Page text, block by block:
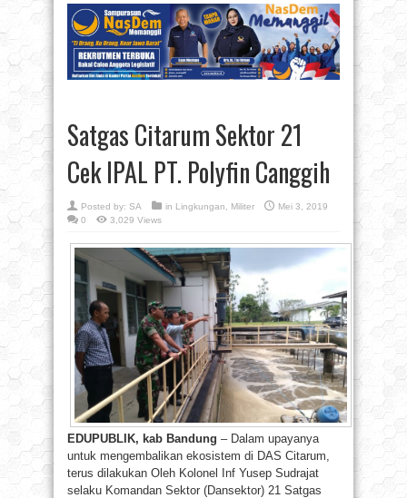
Satgas Citarum Sektor 21
Cek IPAL PT. Polyfin Canggih
Posted by: SA in Lingkungan Militer
Mei 3, 2019
0
3,029 Views
EDUPUBLIK, kab Bandung – Dalam upayanya
untuk mengembalikan ekosistem di DAS Citarum,
terus dilakukan Oleh Kolonel Inf Yusep Sudrajat
selaku Komandan Sektor (Dansektor) 21 Satgas